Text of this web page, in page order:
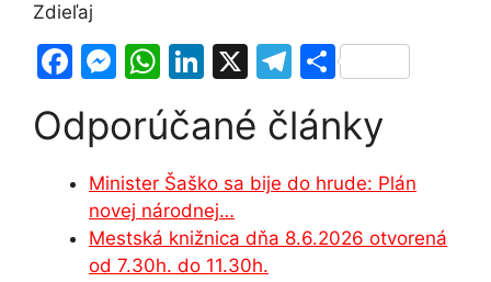
Zdieľaj
F
c
e
b
o
o
M
s
s
e
n
g
W
at
s
A
p
p
Li
k
dI
n
X
T
e
gr
a
m
S
ar
e
Odporúčané články
Minister Šaško sa bije do hrude: Plán
novej národnej…
Mestská knižnica dňa 8.6.2026 otvorená
od 7.30h. do 11.30h.